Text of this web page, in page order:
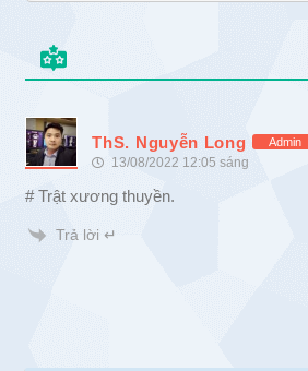
ThS. Nguyễn Long Admin
13/08/2022 12:05 sáng
# Trật xương thuyền.
Trả lời ↵